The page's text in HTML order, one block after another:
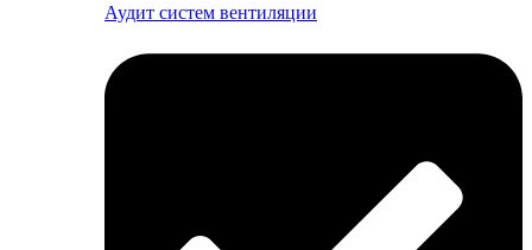
Аудит систем вентиляции